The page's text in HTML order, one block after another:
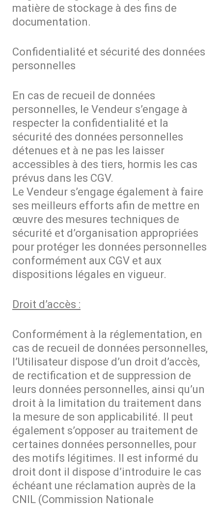
matière de stockage à des fins de
documentation.
Confidentialité et sécurité des données
personnelles
En cas de recueil de données
personnelles, le Vendeur s’engage à
respecter la confidentialité et la
sécurité des données personnelles
détenues et à ne pas les laisser
accessibles à des tiers, hormis les cas
prévus dans les CGV.
Le Vendeur s’engage également à faire
ses meilleurs efforts afin de mettre en
œuvre des mesures techniques de
sécurité et d’organisation appropriées
pour protéger les données personnelles
conformément aux CGV et aux
dispositions légales en vigueur.
Droit d’accès :
Conformément à la réglementation, en
cas de recueil de données personnelles,
l’Utilisateur dispose d’un droit d’accès,
de rectification et de suppression de
leurs données personnelles, ainsi qu’un
droit à la limitation du traitement dans
la mesure de son applicabilité. Il peut
également s’opposer au traitement de
certaines données personnelles, pour
des motifs légitimes. Il est informé du
droit dont il dispose d’introduire le cas
échéant une réclamation auprès de la
CNIL (Commission Nationale